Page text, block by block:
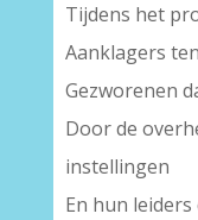
Tijdens het
Aanklagers
Gezworenen
Door de
instellingen
En hun